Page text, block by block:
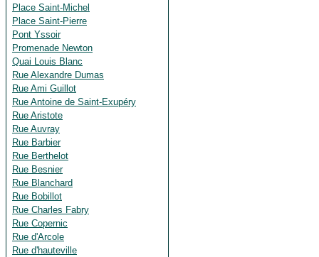
Place Saint-Michel
Place Saint-Pierre
Pont Yssoir
Promenade Newton
Quai Louis Blanc
Rue Alexandre Dumas
Rue Ami Guillot
Rue Antoine de Saint-Exupéry
Rue Aristote
Rue Auvray
Rue Barbier
Rue Berthelot
Rue Besnier
Rue Blanchard
Rue Bobillot
Rue Charles Fabry
Rue Copernic
Rue d'Arcole
Rue d'hauteville